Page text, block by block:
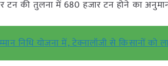
टन की तुलना में 680 हजार टन होने का
निधि योजना में, टेक्नालॉजी से किसानों को